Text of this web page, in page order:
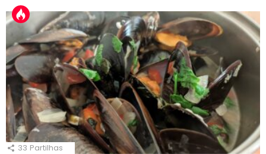
33 Partilhas